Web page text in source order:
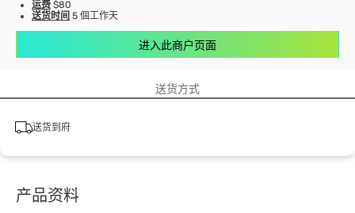
运费 $80
送货时间 5 個工作天
进入此商户页面
送货方式
送货到府
产品资料